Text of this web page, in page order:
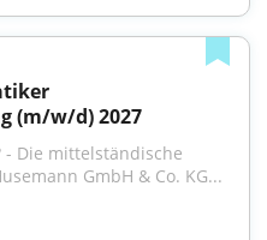
(m/w/d) 2027
- Die mittelständische
GmbH & Co. KG...